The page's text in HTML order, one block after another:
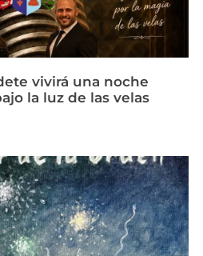
vivirá una noche
la luz de las velas